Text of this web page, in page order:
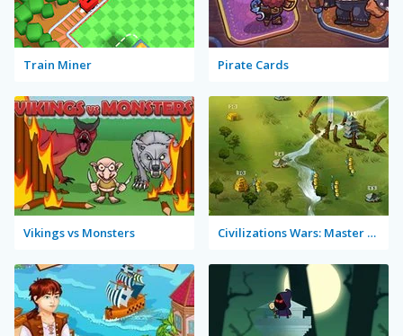
Train Miner Pirate Cards
Vikings vs Monsters Civilizations Wars: Master Edition